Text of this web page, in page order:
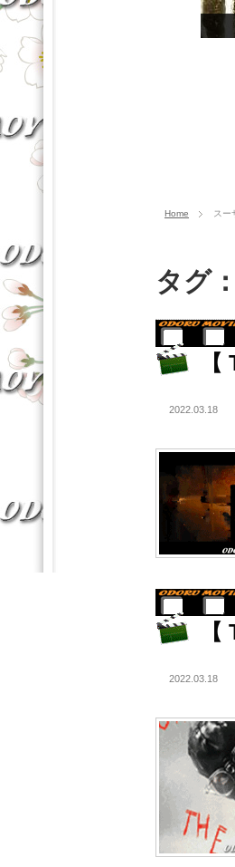
Home スー
タグ
2022.03.18
2022.03.18